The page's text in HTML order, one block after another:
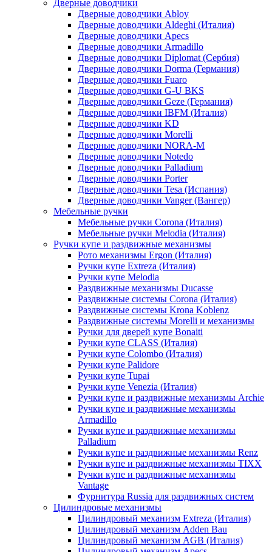
Дверные доводчики
Дверные доводчики Abloy
Дверные доводчики Aldeghi (Италия)
Дверные доводчики Apecs
Дверные доводчики Armadillo
Дверные доводчики Diplomat (Сербия)
Дверные доводчики Dorma (Германия)
Дверные доводчики Fuaro
Дверные доводчики G-U BKS
Дверные доводчики Geze (Германия)
Дверные доводчики IBFM (Италия)
Дверные доводчики KD
Дверные доводчики Morelli
Дверные доводчики NORA-M
Дверные доводчики Notedo
Дверные доводчики Palladium
Дверные доводчики Porter
Дверные доводчики Tesa (Испания)
Дверные доводчики Vanger (Вангер)
Мебельные ручки
Мебельные ручки Corona (Италия)
Мебельные ручки Melodia (Италия)
Ручки купе и раздвижные механизмы
Рото механизмы Ergon (Италия)
Ручки купе Extreza (Италия)
Ручки купе Melodia
Раздвижные механизмы Ducasse
Раздвижные системы Corona (Италия)
Раздвижные системы Krona Koblenz
Раздвижные системы Morelli и механизмы
Ручки для дверей купе Bonaiti
Ручки купе CLASS (Италия)
Ручки купе Colombo (Италия)
Ручки купе Palidore
Ручки купе Tupai
Ручки купе Venezia (Италия)
Ручки купе и раздвижные механизмы Archie
Ручки купе и раздвижные механизмы
Armadillo
Ручки купе и раздвижные механизмы
Palladium
Ручки купе и раздвижные механизмы Renz
Ручки купе и раздвижные механизмы TIXX
Ручки купе и раздвижные механизмы
Vantage
Фурнитура Russia для раздвижных систем
Цилиндровые механизмы
Цилиндровый механизм Extreza (Италия)
Цилиндровый механизм Adden Bau
Цилиндровый механизм AGB (Италия)